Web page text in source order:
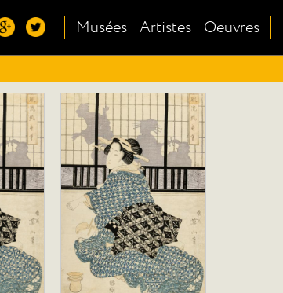
Musées Artistes Oeuvres